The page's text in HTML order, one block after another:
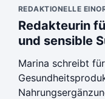
REDAKTIONELLE
Redakteurin
und sensible
Marina schreibt